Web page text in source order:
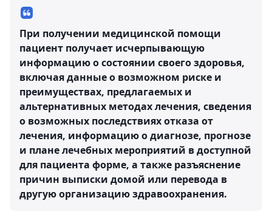
При получении медицинской помощи
пациент получает исчерпывающую
информацию о состоянии своего здоровья,
включая данные о возможном риске и
преимуществах, предлагаемых и
альтернативных методах лечения, сведения
о возможных последствиях отказа от
лечения, информацию о диагнозе, прогнозе
и плане лечебных мероприятий в доступной
для пациента форме, а также разъяснение
причин выписки домой или перевода в
другую организацию здравоохранения.